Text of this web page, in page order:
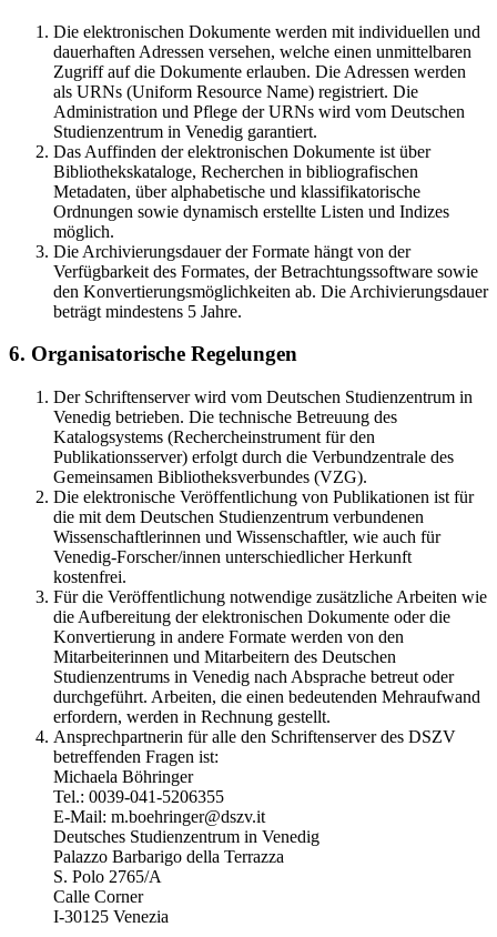
Die elektronischen Dokumente werden mit individuellen und
dauerhaften Adressen versehen, welche einen unmittelbaren
Zugriff auf die Dokumente erlauben. Die Adressen werden
als URNs (Uniform Resource Name) registriert. Die
Administration und Pflege der URNs wird vom Deutschen
Studienzentrum in Venedig garantiert.
Das Auffinden der elektronischen Dokumente ist über
Bibliothekskataloge, Recherchen in bibliografischen
Metadaten, über alphabetische und klassifikatorische
Ordnungen sowie dynamisch erstellte Listen und Indizes
möglich.
Die Archivierungsdauer der Formate hängt von der
Verfügbarkeit des Formates, der Betrachtungssoftware sowie
den Konvertierungsmöglichkeiten ab. Die Archivierungsdauer
beträgt mindestens 5 Jahre.
6. Organisatorische Regelungen
Der Schriftenserver wird vom Deutschen Studienzentrum in
Venedig betrieben. Die technische Betreuung des
Katalogsystems (Rechercheinstrument für den
Publikationsserver) erfolgt durch die Verbundzentrale des
Gemeinsamen Bibliotheksverbundes (VZG).
Die elektronische Veröffentlichung von Publikationen ist für
die mit dem Deutschen Studienzentrum verbundenen
Wissenschaftlerinnen und Wissenschaftler, wie auch für
Venedig-Forscher/innen unterschiedlicher Herkunft
kostenfrei.
Für die Veröffentlichung notwendige zusätzliche Arbeiten wie
die Aufbereitung der elektronischen Dokumente oder die
Konvertierung in andere Formate werden von den
Mitarbeiterinnen und Mitarbeitern des Deutschen
Studienzentrums in Venedig nach Absprache betreut oder
durchgeführt. Arbeiten, die einen bedeutenden Mehraufwand
erfordern, werden in Rechnung gestellt.
Ansprechpartnerin für alle den Schriftenserver des DSZV
betreffenden Fragen ist:
Michaela Böhringer
Tel.: 0039-041-5206355
E-Mail: m.boehringer@dszv.it
Deutsches Studienzentrum in Venedig
Palazzo Barbarigo della Terrazza
S. Polo 2765/A
Calle Corner
I-30125 Venezia